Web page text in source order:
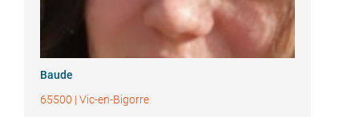
Baude
65500 | Vic-en-Bigorre